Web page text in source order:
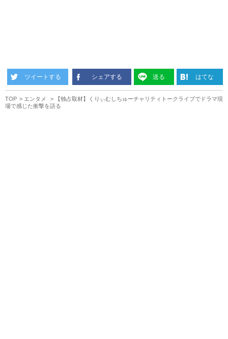
ツイートする シェアする 送る はてな
TOP エンタメ
【独占取材】くりぃむしちゅーチャリティトークライブでドラマ現
場で感じた衝撃を語る